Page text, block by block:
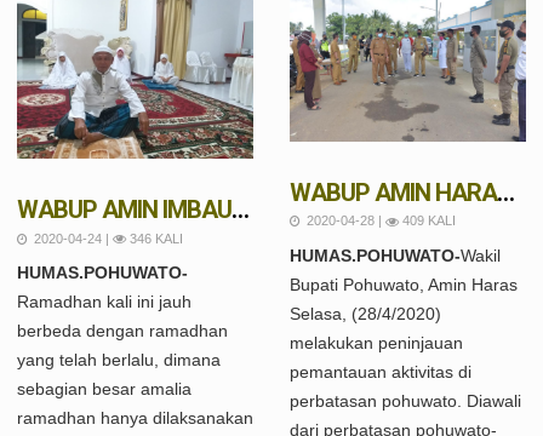
WABUP AMIN IMBAU UMAT MUSLIM SHALAT TARAWIH DI RUMAH
2020-04-24 | 346 KALI
HUMAS.POHUWATO-
Ramadhan kali ini jauh
berbeda dengan ramadhan
yang telah berlalu, dimana
sebagian besar amalia
ramadhan hanya dilaksanakan
WABUP AMIN HARAS TINJAU SISTIM PENDATAAN DAN PELAPORAN DI PERBATASAN
2020-04-28 | 409 KALI
HUMAS.POHUWATO-Wakil
Bupati Pohuwato, Amin Haras
Selasa, (28/4/2020)
melakukan peninjauan
pemantauan aktivitas di
perbatasan pohuwato. Diawali
dari perbatasan pohuwato-